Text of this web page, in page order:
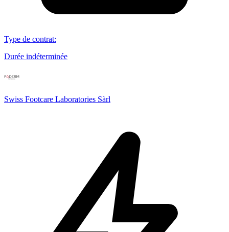
Type de contrat:
Durée indéterminée
Swiss Footcare Laboratories Sàrl